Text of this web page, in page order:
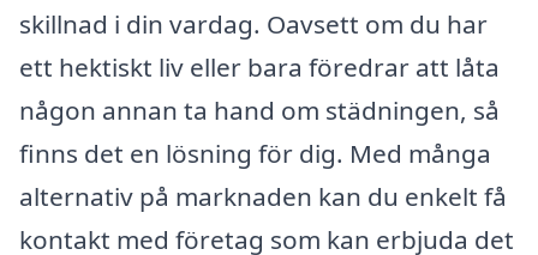
skillnad i din vardag. Oavsett om du har
ett hektiskt liv eller bara föredrar att låta
någon annan ta hand om städningen, så
finns det en lösning för dig. Med många
alternativ på marknaden kan du enkelt få
kontakt med företag som kan erbjuda det